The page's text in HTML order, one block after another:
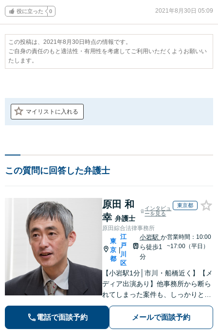
役に立った 0 2021年8月30日 05:09
この投稿は、2021年8月30日時点の情報です。
ご自身の責任のもと適法性・有用性を考慮してご利用いただくようお願いい
たします。
マイリストに入れる
この質問に回答した弁護士
原田 和
幸 弁護士
インタビュ
ーを見る
東京都
原田綜合法律事務所
東
京
都
江
戸
川
区
小岩駅か
ら徒歩1
分
営業時間：10:00
~17:00（平日）
【小岩駅1分│市川・船橋近く】【メ
ディア出演あり】他事務所から断ら
れてしまった案件も、しっかりと面
談し、法的アドバイスをいたします
【解決実績約1000件】豊富な離婚調
停・裁判実績あり【不動産業界出
電話で面談予約 メールで面談予約